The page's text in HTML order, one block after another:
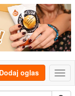
Dodaj oglas